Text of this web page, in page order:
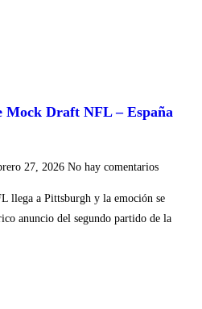
Mock Draft NFL – España
27, 2026 No hay comentarios
llega a Pittsburgh y la emoción se
anuncio del segundo partido de la